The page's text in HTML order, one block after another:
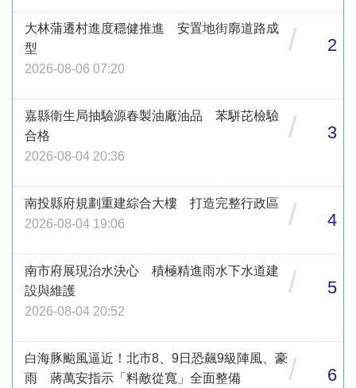
大林蒲遷村進度穩健推進 安置地街廓道路成
型
2026-08-06 07:20
/ 2
嘉縣衛生局抽驗源春製油廠油品 苯駢芘檢驗
合格
2026-08-04 20:36
/ 3
南投縣府規劃重建綜合大樓 打造完整行政區
2026-08-04 19:06
/ 4
南市府展現治水決心 積極精進雨水下水道建
設與維護
2026-08-04 20:52
/ 5
白海豚颱風逼近！北市8、9日恐飆9級陣風、豪
雨 蔣萬安指示「料敵從寬」全面整備
/ 6